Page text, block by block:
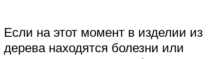
Если на этот момент в изделии из
дерева находятся болезни или